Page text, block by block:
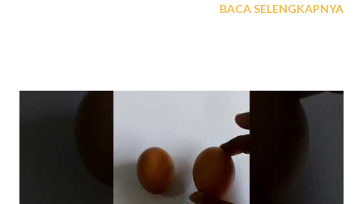
dengan dengan diiringi musik dan didampingi dengan orang yang
kembali agar bisa menjadi pengetahuan bagi kita semua.
BACA SELENGKAPNYA